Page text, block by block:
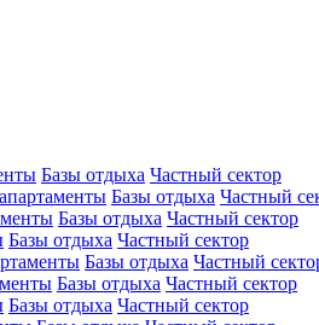
Базы отдыха Частный сектор
Базы отдыха Частный
Базы отдыха Частный сектор
Базы отдыха Частный сектор
Базы отдыха Частный
Базы отдыха Частный сектор
Базы отдыха Частный сектор